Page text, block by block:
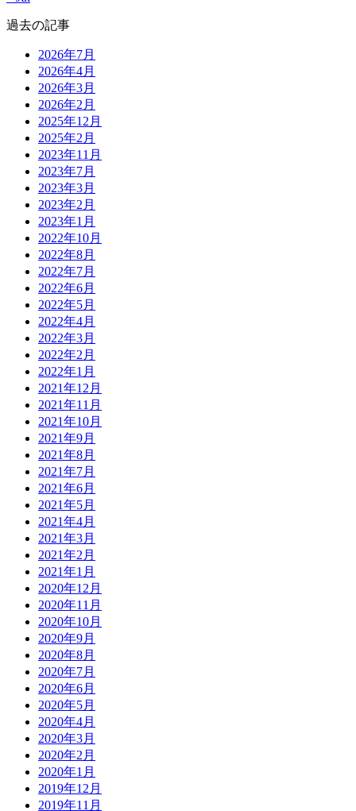
過去の記事
2026年7月
2026年4月
2026年3月
2026年2月
2025年12月
2025年2月
2023年11月
2023年7月
2023年3月
2023年2月
2023年1月
2022年10月
2022年8月
2022年7月
2022年6月
2022年5月
2022年4月
2022年3月
2022年2月
2022年1月
2021年12月
2021年11月
2021年10月
2021年9月
2021年8月
2021年7月
2021年6月
2021年5月
2021年4月
2021年3月
2021年2月
2021年1月
2020年12月
2020年11月
2020年10月
2020年9月
2020年8月
2020年7月
2020年6月
2020年5月
2020年4月
2020年3月
2020年2月
2020年1月
2019年12月
2019年11月